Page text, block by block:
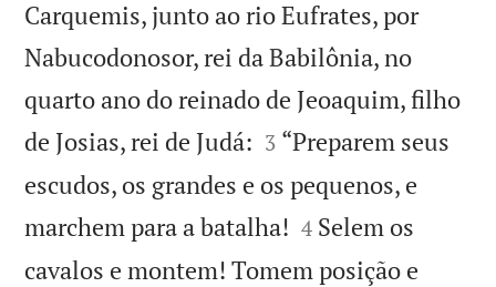
Carquemis, junto ao rio Eufrates, por
Nabucodonosor, rei da Babilônia, no
quarto ano do reinado de Jeoaquim, filho
de Josias, rei de Judá: 

3 “Preparem seus
escudos, os grandes e os pequenos, e
marchem para a batalha! 

4 Selem os
cavalos e montem! Tomem posição e